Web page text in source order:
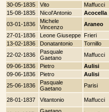
30-05-1835
Vito Maffucci
15-08-1835
Nicol'Antonio Acocella
03-01-1836
Michele
Vincenzo
Araneo
27-01-1836
Leone Giuseppe Frieri
13-02-1836
Donatantonio Tornillo
22-02-1836
Pasquale
Gaetano
Maffucci
09-06-1836
Pietro Aulisi
09-06-1836
Pietro Aulisi
25-06-1836
Pasquale
Gaetano
Parisi
28-01-1837 Vitantonio Maffucci